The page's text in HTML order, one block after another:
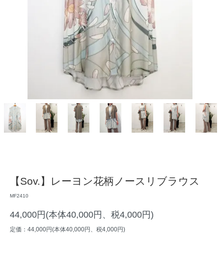
【Sov.】レーヨン花柄ノースリブラウス
MF2410
44,000円(本体40,000円、税4,000円)
定価：44,000円(本体40,000円、税4,000円)